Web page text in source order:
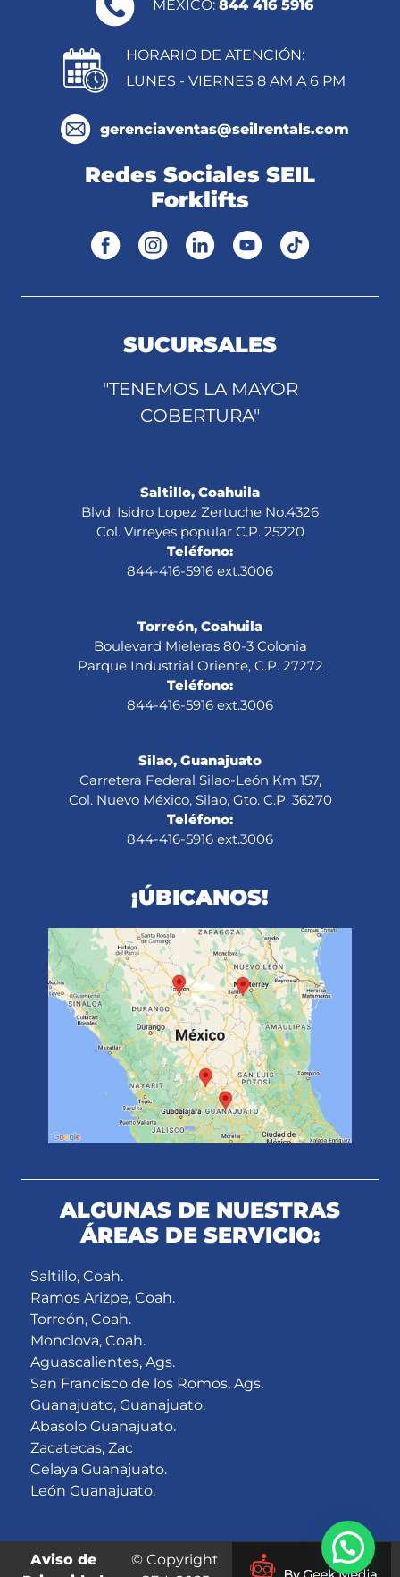
MÉXICO: 844 416 5916
HORARIO DE ATENCIÓN:
LUNES - VIERNES 8 AM A 6 PM
gerenciaventas@seilrentals.com
Redes Sociales SEIL
Forklifts
SUCURSALES
"TENEMOS LA MAYOR
COBERTURA"
Saltillo, Coahuila
Blvd. Isidro Lopez Zertuche No.4326
Col. Virreyes popular C.P. 25220
Teléfono:
844-416-5916 ext.3006
Torreón, Coahuila
Boulevard Mieleras 80-3 Colonia
Parque Industrial Oriente, C.P. 27272
Teléfono:
844-416-5916 ext.3006
Silao, Guanajuato
Carretera Federal Silao-León Km 157,
Col. Nuevo México, Silao, Gto. C.P. 36270
Teléfono:
844-416-5916 ext.3006
¡ÚBICANOS!
ALGUNAS DE NUESTRAS
ÁREAS DE SERVICIO:
Saltillo, Coah.
Ramos Arizpe, Coah.
Torreón, Coah.
Monclova, Coah.
Aguascalientes, Ags.
San Francisco de los Romos, Ags.
Guanajuato, Guanajuato.
Abasolo Guanajuato.
Zacatecas, Zac
Celaya Guanajuato.
León Guanajuato.
Aviso de
© Copyright